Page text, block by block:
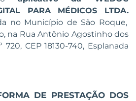
PARA MÉDICOS LTDA.
no Município de São Roque,
na Rua Antônio Agostinho dos
CEP 18130-740, Esplanada
DE PRESTAÇÃO DOS